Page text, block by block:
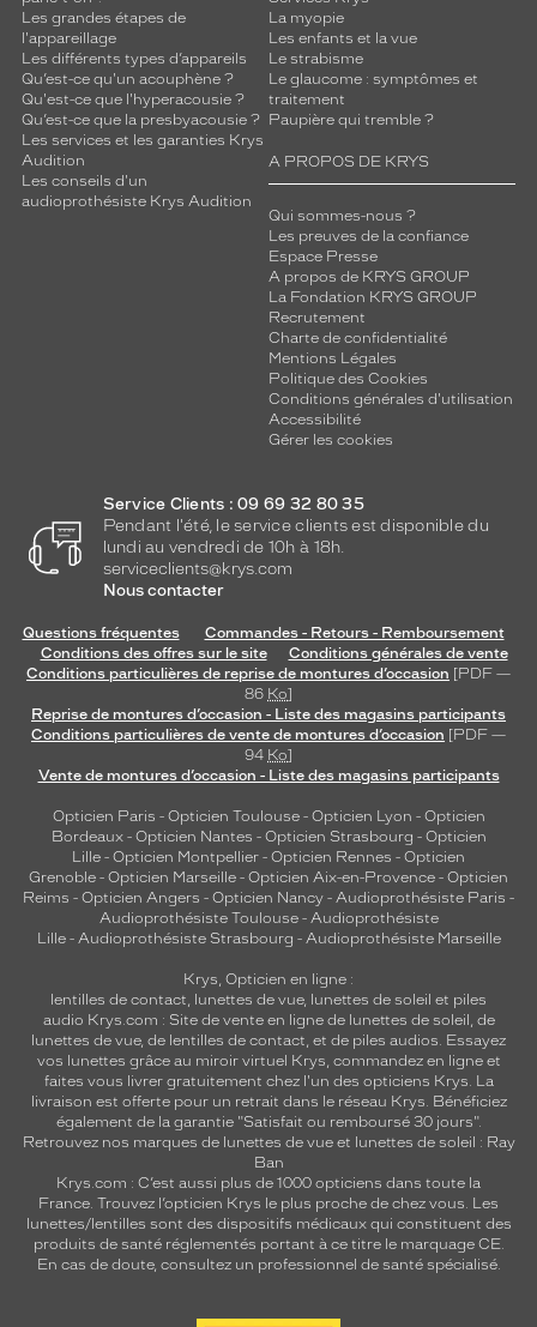
Les grandes étapes de
l'appareillage
Les différents types d’appareils
Qu’est-ce qu'un acouphène ?
Qu'est-ce que l'hyperacousie ?
Qu’est-ce que la presbyacousie ?
Les services et les garanties Krys
Audition
Les conseils d'un
audioprothésiste Krys Audition
La myopie
Les enfants et la vue
Le strabisme
Le glaucome : symptômes et
traitement
Paupière qui tremble ?
A PROPOS DE KRYS
Qui sommes-nous ?
Les preuves de la confiance
Espace Presse
A propos de KRYS GROUP
La Fondation KRYS GROUP
Recrutement
Charte de confidentialité
Mentions Légales
Politique des Cookies
Conditions générales d'utilisation
Accessibilité
Gérer les cookies
Service Clients : 09 69 32 80 35
Pendant l'été, le service clients est disponible du
lundi au vendredi de 10h à 18h.
serviceclients@krys.com
Nous contacter
Questions fréquentes
Commandes - Retours - Remboursement
Conditions des offres sur le site
Conditions générales de vente
Conditions particulières de reprise de montures d’occasion [PDF —
86 Ko]
Reprise de montures d’occasion - Liste des magasins participants
Conditions particulières de vente de montures d’occasion [PDF —
94 Ko]
Vente de montures d’occasion - Liste des magasins participants
Opticien Paris - Opticien Toulouse- Opticien Lyon - Opticien
Bordeaux- Opticien Nantes - Opticien Strasbourg - Opticien
Lille - Opticien Montpellier - Opticien Rennes - Opticien
Grenoble - Opticien Marseille - Opticien Aix-en-Provence - Opticien
Reims - Opticien Angers - Opticien Nancy - Audioprothésiste Paris -
Audioprothésiste Toulouse- Audioprothésiste
Lille- Audioprothésiste Strasbourg - Audioprothésiste Marseille
Krys, Opticien en ligne :
lentilles de contact, lunettes de vue, lunettes de soleil et piles
audio Krys.com : Site de vente en ligne de lunettes de soleil, de
lunettes de vue, de lentilles de contact, et de piles audios. Essayez
vos lunettes grâce au miroir virtuel Krys, commandez en ligne et
faites vous livrer gratuitement chez l'un des opticiens Krys. La
livraison est offerte pour un retrait dans le réseau Krys. Bénéficiez
également de la garantie "Satisfait ou remboursé 30 jours".
Retrouvez nos marques de lunettes de vue et lunettes de soleil : Ray
Ban
Krys.com : C’est aussi plus de 1000 opticiens dans toute la
France. Trouvez l’opticien Krys le plus proche de chez vous. Les
lunettes/lentilles sont des dispositifs médicaux qui constituent des
produits de santé réglementés portant à ce titre le marquage CE.
En cas de doute, consultez un professionnel de santé spécialisé.